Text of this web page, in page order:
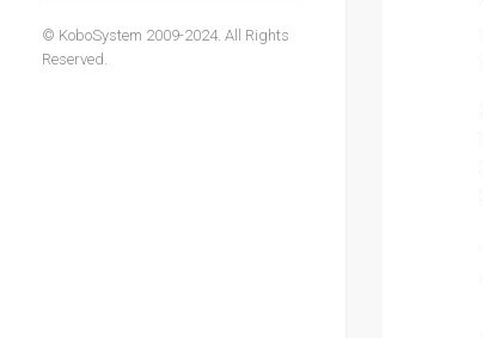
© KoboSystem 2009-2024. All Rights
Reserved.